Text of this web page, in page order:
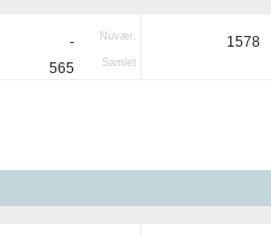
- Nuvær.
565 Samlet
1578